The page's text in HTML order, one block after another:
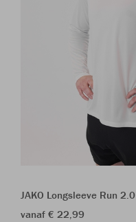
JAKO Longsleeve Run 2.0
vanaf € 22,99